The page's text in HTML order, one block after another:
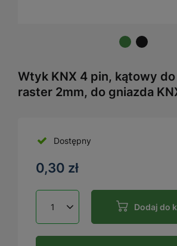
Wtyk KNX 4 pin, kątowy
raster 2mm, do gniazda
Dostępny
0,30 zł
Dodaj do